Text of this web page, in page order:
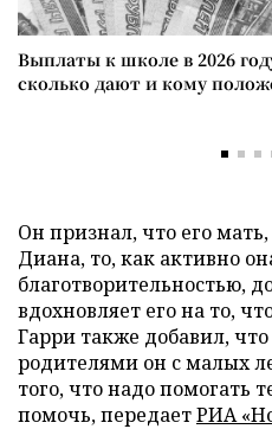
Выплаты к школе в 2026
сколько дают и кому
Он признал, что его
Диана, то, как активно
благотворительностью,
вдохновляет его на то,
Гарри также добавил,
родителями он с малых
того, что надо помогать
помочь, передаетРИА